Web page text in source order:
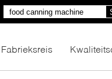
Fabrieksreis